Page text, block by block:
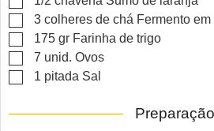
▢
3 colheres de chá Fermento em
▢
175 gr Farinha de trigo
▢
7 unid. Ovos
▢
1 pitada Sal
Preparação